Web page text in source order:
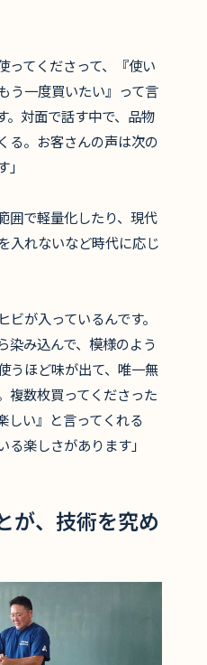
ってくださって、『使い
う一度買いたい』って言
。対面で話す中で、品物
る。お客さんの声は次の
囲で軽量化したり、現代
入れないなど時代に応じ
ビが入っているんです。
染み込んで、模様のよう
うほど味が出て、唯一無
複数枚買ってくださった
しい』と言ってくれる
る楽しさがあります」
が、技術を究め